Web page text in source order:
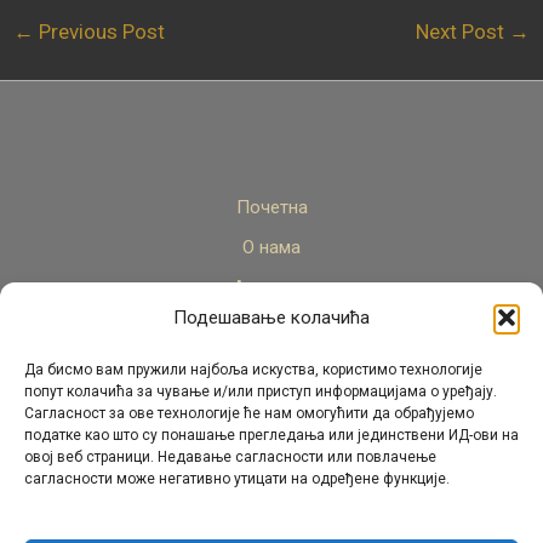
Подешавање колачића
Да бисмо вам пружили најбоља искуства, користимо технологије
попут колачића за чување и/или приступ информацијама о уређају.
Сагласност за ове технологије ће нам омогућити да обрађујемо
податке као што су понашање прегледања или јединствени ИД-ови на
овој веб страници. Недавање сагласности или повлачење
сагласности може негативно утицати на одређене функције.
← Previous Post Next Post →
Почетна
О нама
Актуелно
Стручни кадар
Пројекти
Архива
Контакт